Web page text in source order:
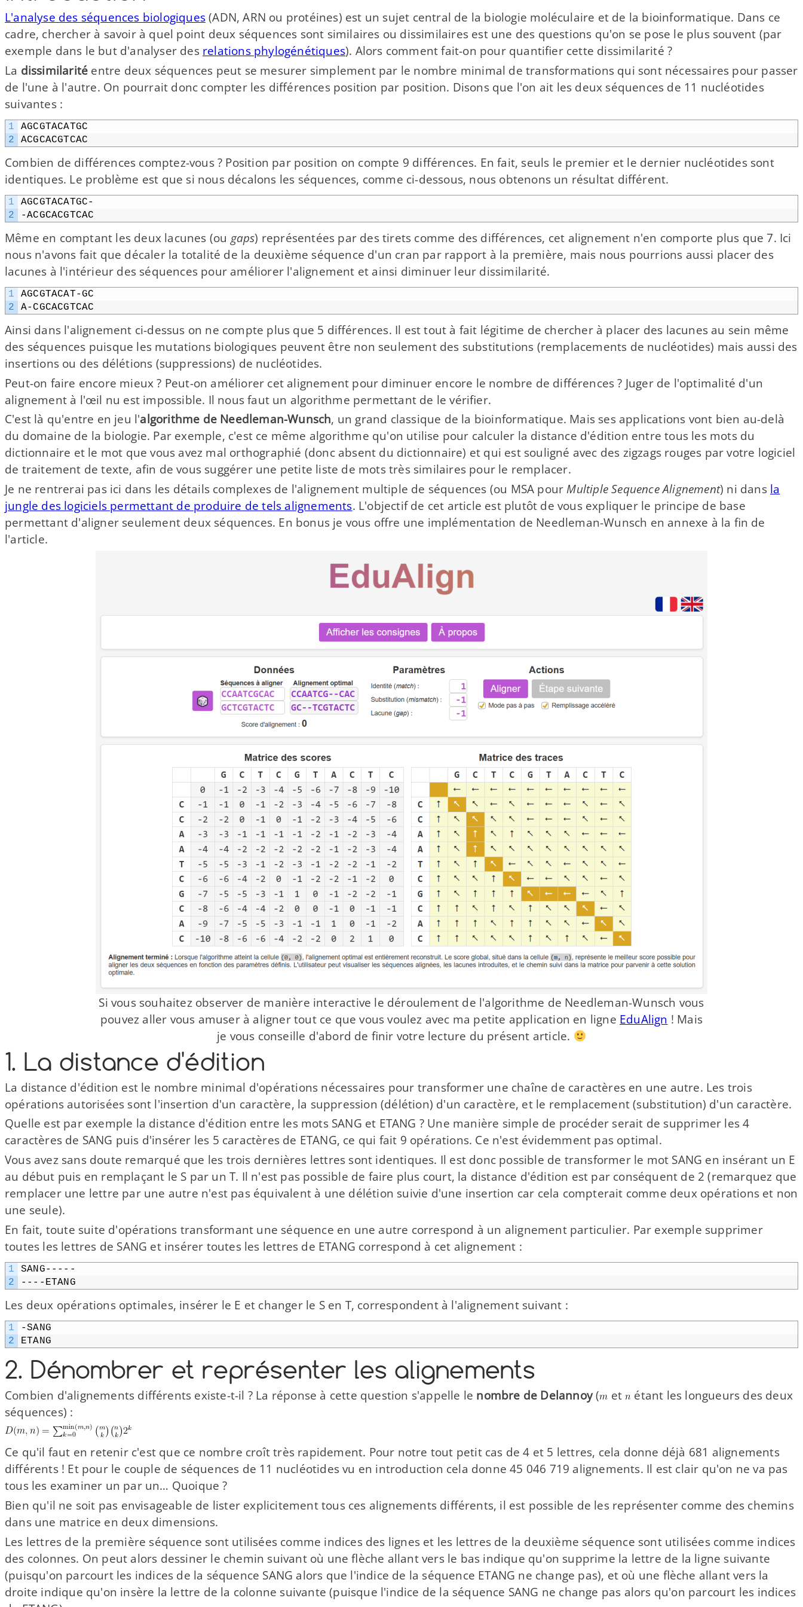
L'analyse des séquences biologiques(ADN, ARN ou protéines) est un sujet central de la biologie moléculaire et de la bioinformatique. Dans ce
cadre, chercher à savoir à quel point deux séquences sont similaires ou dissimilaires est une des questions qu'on se pose le plus souvent (par
exemple dans le but d'analyser des relations phylogénétiques). Alors comment fait-​on pour quantifier cette dissimilarité ?
La dissimilarité entre deux séquences peut se mesurer simplement par le nombre minimal de transformations qui sont nécessaires pour passer
de l'une à l'autre. On pourrait donc compter les différences position par position. Disons que l'on ait les deux séquences de 11 nucléotides
suivantes :
1
2
AGCGTACATGC
ACGCACGTCAC
Combien de différences comptez-​vous ? Position par position on compte 9 différences. En fait, seuls le premier et le dernier nucléotides sont
identiques. Le problème est que si nous décalons les séquences, comme ci-​dessous, nous obtenons un résultat différent.
1
2
AGCGTACATGC-
-ACGCACGTCAC
Même en comptant les deux lacunes (ou gaps) représentées par des tirets comme des différences, cet alignement n'en comporte plus que 7. Ici
nous n'avons fait que décaler la totalité de la deuxième séquence d'un cran par rapport à la première, mais nous pourrions aussi placer des
lacunes à l'intérieur des séquences pour améliorer l'alignement et ainsi diminuer leur dissimilarité.
1
2
AGCGTACAT-​GC
A-​CGCACGTCAC
Ainsi dans l'alignement ci-​dessus on ne compte plus que 5 différences. Il est tout à fait légitime de chercher à placer des lacunes au sein même
des séquences puisque les mutations biologiques peuvent être non seulement des substitutions (remplacements de nucléotides) mais aussi des
insertions ou des délétions (suppressions) de nucléotides.
Peut-​on faire encore mieux ? Peut-​on améliorer cet alignement pour diminuer encore le nombre de différences ? Juger de l'optimalité d'un
alignement à l'œil nu est impossible. Il nous faut un algorithme permettant de le vérifier.
C'est là qu'entre en jeu l'algorithme de Needleman-​Wunsch, un grand classique de la bioinformatique. Mais ses applications vont bien au-​delà
du domaine de la biologie. Par exemple, c'est ce même algorithme qu'on utilise pour calculer la distance d'édition entre tous les mots du
dictionnaire et le mot que vous avez mal orthographié (donc absent du dictionnaire) et qui est souligné avec des zigzags rouges par votre logiciel
de traitement de texte, afin de vous suggérer une petite liste de mots très similaires pour le remplacer.
Je ne rentrerai pas ici dans les détails complexes de l'alignement multiple de séquences (ou MSA pour Multiple Sequence Alignement) ni dans la
jungle des logiciels permettant de produire de tels alignements. L'objectif de cet article est plutôt de vous expliquer le principe de base
permettant d'aligner seulement deux séquences. En bonus je vous offre une implémentation de Needleman-​Wunsch en annexe à la fin de
l'article.
Si vous souhaitez observer de manière interactive le déroulement de l'algorithme de Needleman-​Wunsch vous
pouvez aller vous amuser à aligner tout ce que vous voulez avec ma petite application en ligne EduAlign ! Mais
je vous conseille d'abord de finir votre lecture du présent article.
1. La distance d'édition
La distance d'édition est le nombre minimal d'opérations nécessaires pour transformer une chaîne de caractères en une autre. Les trois
opérations autorisées sont l'insertion d'un caractère, la suppression (délétion) d'un caractère, et le remplacement (substitution) d'un caractère.
Quelle est par exemple la distance d'édition entre les mots SANG et ETANG ? Une manière simple de procéder serait de supprimer les 4
caractères de SANG puis d'insérer les 5 caractères de ETANG, ce qui fait 9 opérations. Ce n'est évidemment pas optimal.
Vous avez sans doute remarqué que les trois dernières lettres sont identiques. Il est donc possible de transformer le mot SANG en insérant un E
au début puis en remplaçant le S par un T. Il n'est pas possible de faire plus court, la distance d'édition est par conséquent de 2 (remarquez que
remplacer une lettre par une autre n'est pas équivalent à une délétion suivie d'une insertion car cela compterait comme deux opérations et non
une seule).
En fait, toute suite d'opérations transformant une séquence en une autre correspond à un alignement particulier. Par exemple supprimer
toutes les lettres de SANG et insérer toutes les lettres de ETANG correspond à cet alignement :
1
2
SANG-​-​-​-​-
----ETANG
Les deux opérations optimales, insérer le E et changer le S en T, correspondent à l'alignement suivant :
1
2
-SANG
ETANG
2. Dénombrer et représenter les alignements
Combien d'alignements différents existe-​t-​il ? La réponse à cette question s'appelle le nombre de Delannoy( et
étant les longueurs des deux
séquences) :
Ce qu'il faut en retenir c'est que ce nombre croît très rapidement. Pour notre tout petit cas de 4 et 5 lettres, cela donne déjà 681 alignements
différents ! Et pour le couple de séquences de 11 nucléotides vu en introduction cela donne 45 046 719 alignements. Il est clair qu'on ne va pas
tous les examiner un par un… Quoique ?
Bien qu'il ne soit pas envisageable de lister explicitement tous ces alignements différents, il est possible de les représenter comme des chemins
dans une matrice en deux dimensions.
Les lettres de la première séquence sont utilisées comme indices des lignes et les lettres de la deuxième séquence sont utilisées comme indices
des colonnes. On peut alors dessiner le chemin suivant où une flèche allant vers le bas indique qu'on supprime la lettre de la ligne suivante
(puisqu'on parcourt les indices de la séquence SANG alors que l'indice de la séquence ETANG ne change pas), et où une flèche allant vers la
droite indique qu'on insère la lettre de la colonne suivante (puisque l'indice de la séquence SANG ne change pas alors qu'on parcourt les indices